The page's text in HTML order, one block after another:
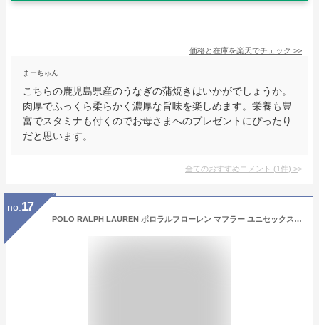
価格と在庫を楽天でチェック >>
まーちゅん
こちらの鹿児島県産のうなぎの蒲焼きはいかがでしょうか。
肉厚でふっくら柔らかく濃厚な旨味を楽しめます。栄養も豊
富でスタミナも付くのでお母さまへのプレゼントにぴったり
だと思います。
全てのおすすめコメント (1件) >
no. 17
POLO RALPH LAUREN ポロラルフローレン マフラー ユニセックス メンズ レディース PC0476 RECYCLED WOOL MUFFLER